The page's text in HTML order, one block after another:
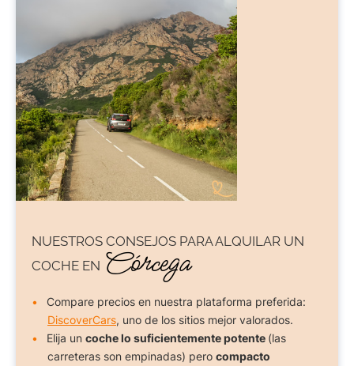
NUESTROS CONSEJOS PARAALQUILAR UN
COCHE EN Córcega
Compare precios en nuestra plataforma preferida:
DiscoverCars, uno de los sitios mejor valorados.
Elija un coche lo suficientemente potente (las
carreteras son empinadas) pero compacto